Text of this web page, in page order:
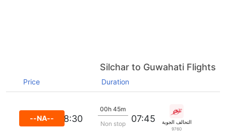
Silchar to Guwahati Flights
Duration
Price
التحالف الجوية
9760
07:45
00h 45m
Non stop
08:30
--NA--